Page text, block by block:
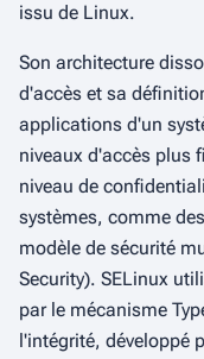
issu de Linux.
Son architecture
d'accès et sa
applications d'un
niveaux d'accès plus
niveau de
systèmes, comme
modèle de sécurité
Security). SELinux
par le mécanisme
l'intégrité, développé